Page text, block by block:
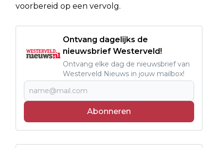
voorbereid op een vervolg.
Ontvang dagelijks de
nieuwsbrief Westerveld!
Ontvang elke dag de nieuwsbrief van
Westerveld Nieuws in jouw mailbox!
Abonneren